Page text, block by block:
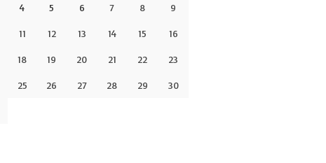
4 5 6 7 8 9
11 12 13 14 15 16
18 19 20 21 22 23
25 26 27 28 29 30